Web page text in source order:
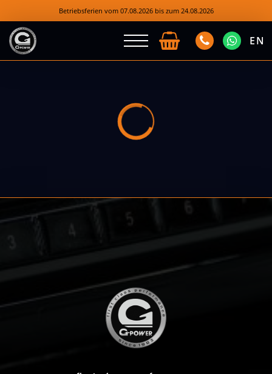
Betriebsferien vom 07.08.2026 bis zum 24.08.2026
EN